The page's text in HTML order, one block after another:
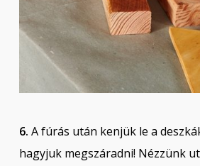
6. A fúrás után kenjük le a
hagyjuk megszáradni! Nézzünk